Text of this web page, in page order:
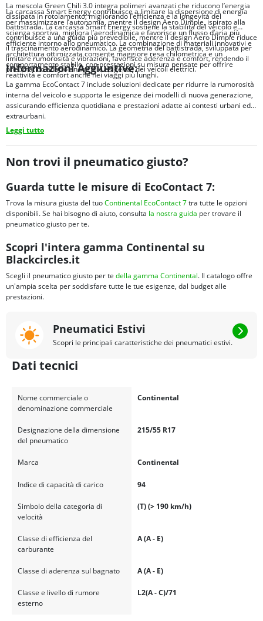
La carcassa Smart Energy contribuisce a limitare la dispersione di energia
per massimizzare l’autonomia, mentre il design Aero Dimple, ispirato alla
scienza sportiva, migliora l’aerodinamica e favorisce un flusso d’aria più
efficiente intorno allo pneumatico. La combinazione di materiali innovativi e
architettura ottimizzata consente maggiore resa chilometrica e un
comportamento stabile, con prestazioni su misura pensate per offrire
reattività e comfort anche nei viaggi più lunghi.
La mescola Green Chili 3.0 integra polimeri avanzati che riducono l’energia
dissipata in rotolamento, migliorando l’efficienza e la longevità del
battistrada. La carcassa Smart Energy sostiene la stabilità del veicolo e
contribuisce a una guida più prevedibile, mentre il design Aero Dimple riduce
il trascinamento aerodinamico. La geometria del battistrada, sviluppata per
limitare rumorosità e vibrazioni, favorisce aderenza e comfort, rendendo il
pneumatico adatto anche alle esigenze dei veicoli elettrici.
Informazioni Aggiuntive:
La gamma EcoContact 7 include soluzioni dedicate per ridurre la rumorosità
interna del veicolo e supporta le esigenze dei modelli di nuova generazione,
assicurando efficienza quotidiana e prestazioni adatte ai contesti urbani ed
extraurbani.
Leggi tutto
Non trovi il pneumatico giusto?
Guarda tutte le misure di EcoContact 7:
Trova la misura giusta del tuoContinental EcoContact 7tra tutte le opzioni
disponibili. Se hai bisogno di aiuto, consulta la nostra guida per trovare il
pneumatico giusto per te.
Scopri l'intera gamma Continental su
Blackcircles.it
Scegli il pneumatico giusto per te della gamma Continental. Il catalogo offre
un'ampia scelta per soddisfare tutte le tue esigenze, dal budget alle
prestazioni.
Pneumatici Estivi
Scopri le principali caratteristiche dei pneumatici estivi.
Dati tecnici
Nome commerciale o
denominazione commerciale
Continental
Designazione della dimensione
del pneumatico
215/55 R17
Marca Continental
Indice di capacità di carico 94
Simbolo della categoria di
velocità
(T) (> 190 km/h)
Classe di efficienza del
carburante
A (A - E)
Classe di aderenza sul bagnato A (A - E)
Classe e livello di rumore
esterno
L2(A - C)/71